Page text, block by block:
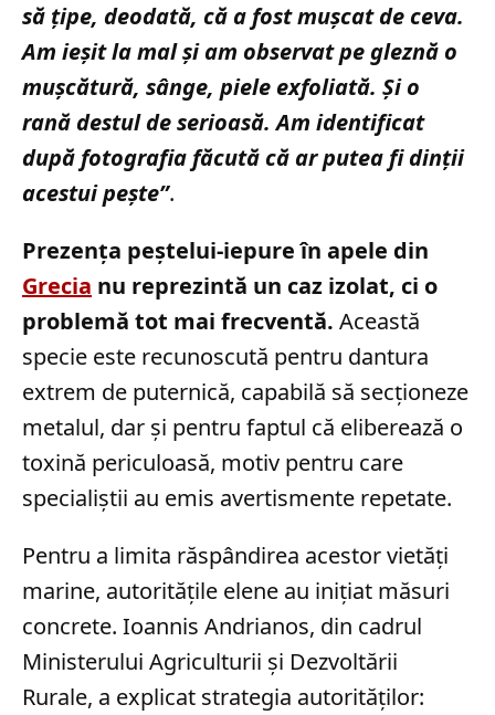
să ţipe, deodată, că a fost muşcat de ceva.
Am ieşit la mal şi am observat pe gleznă o
muşcătură, sânge, piele exfoliată. Şi o
rană destul de serioasă. Am identificat
după fotografia făcută că ar putea fi dinţii
acestui peşte”.
Prezența peștelui-iepure în apele din
Grecia nu reprezintă un caz izolat, ci o
problemă tot mai frecventă. Această
specie este recunoscută pentru dantura
extrem de puternică, capabilă să secționeze
metalul, dar și pentru faptul că eliberează o
toxină periculoasă, motiv pentru care
specialiștii au emis avertismente repetate.
Pentru a limita răspândirea acestor vietăți
marine, autoritățile elene au inițiat măsuri
concrete. Ioannis Andrianos, din cadrul
Ministerului Agriculturii și Dezvoltării
Rurale, a explicat strategia autorităților: